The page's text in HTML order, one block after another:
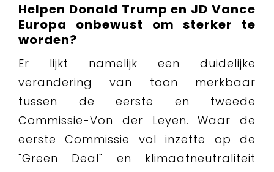
Helpen Donald Trump en JD Vance
Europa onbewust om sterker te
worden?
Er lijkt namelijk een duidelijke
verandering van toon merkbaar
tussen de eerste en tweede
Commissie-Von der Leyen. Waar de
eerste Commissie vol inzette op de
"Green Deal" en klimaatneutraliteit